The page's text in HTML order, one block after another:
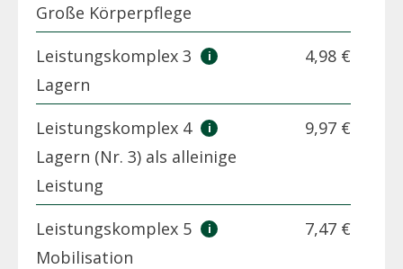
Große Körperpflege
Leistungskomplex 3
Lagern
4,98 €
Leistungskomplex 4
Lagern (Nr. 3) als alleinige
Leistung
9,97 €
Leistungskomplex 5
Mobilisation
7,47 €